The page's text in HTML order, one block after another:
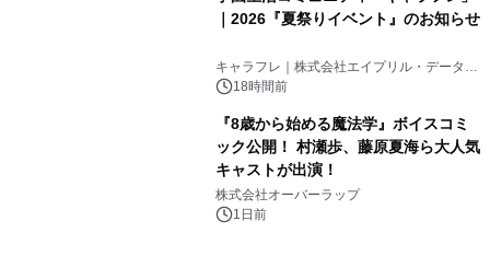
｜2026『夏祭りイベント』のお知らせ
キャラフレ｜株式会社エイプリル・データ・
デザインズ
18時間前
『8歳から始める魔法学』ボイスコミ
ック公開！ 村瀬歩、藤原夏海ら大人気
キャストが出演！
株式会社オーバーラップ
1日前